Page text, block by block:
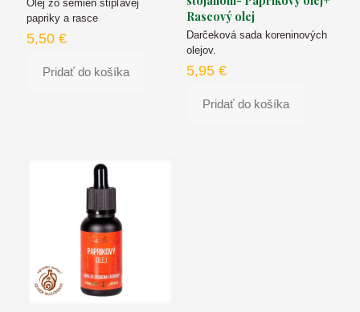
Olej zo semien štipľavej
papriky a rasce
5,50 €
Pridať do košíka
Rascový olej
Darčeková sada koreninových
olejov.
5,95 €
Pridať do košíka